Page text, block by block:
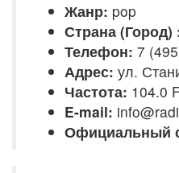
Жанр: pop
Страна (Город)
Телефон: 7
Адрес: ул.
Частота: 104.0
E-mail:
Официальный